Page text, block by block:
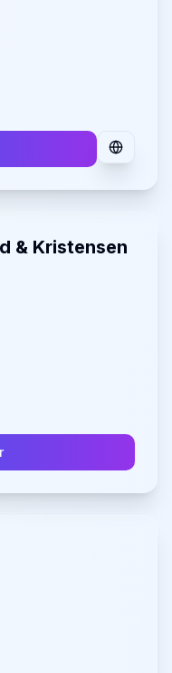
& Kristensen